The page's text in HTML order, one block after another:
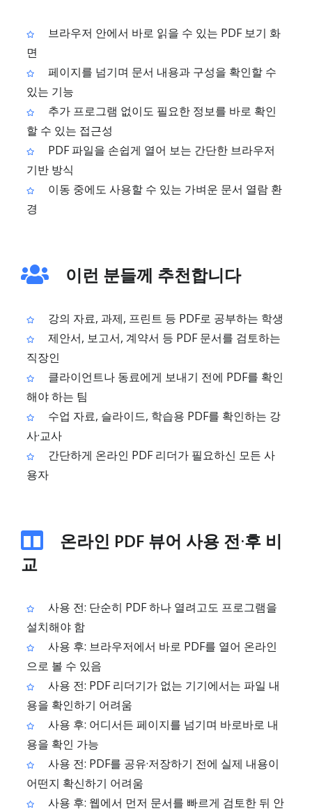
브라우저 안에서 바로 읽을 수 있는 PDF 보기 화
면
페이지를 넘기며 문서 내용과 구성을 확인할 수
있는 기능
추가 프로그램 없이도 필요한 정보를 바로 확인
할 수 있는 접근성
PDF 파일을 손쉽게 열어 보는 간단한 브라우저
기반 방식
이동 중에도 사용할 수 있는 가벼운 문서 열람 환
경
이런 분들께 추천합니다
강의 자료, 과제, 프린트 등 PDF로 공부하는 학생
제안서, 보고서, 계약서 등 PDF 문서를 검토하는
직장인
클라이언트나 동료에게 보내기 전에 PDF를 확인
해야 하는 팀
수업 자료, 슬라이드, 학습용 PDF를 확인하는 강
사·교사
간단하게 온라인 PDF 리더가 필요하신 모든 사
용자
온라인 PDF 뷰어 사용 전·후 비
교
사용 전: 단순히 PDF 하나 열려고도 프로그램을
설치해야 함
사용 후: 브라우저에서 바로 PDF를 열어 온라인
으로 볼 수 있음
사용 전: PDF 리더기가 없는 기기에서는 파일 내
용을 확인하기 어려움
사용 후: 어디서든 페이지를 넘기며 바로바로 내
용을 확인 가능
사용 전: PDF를 공유·저장하기 전에 실제 내용이
어떤지 확신하기 어려움
사용 후: 웹에서 먼저 문서를 빠르게 검토한 뒤 안